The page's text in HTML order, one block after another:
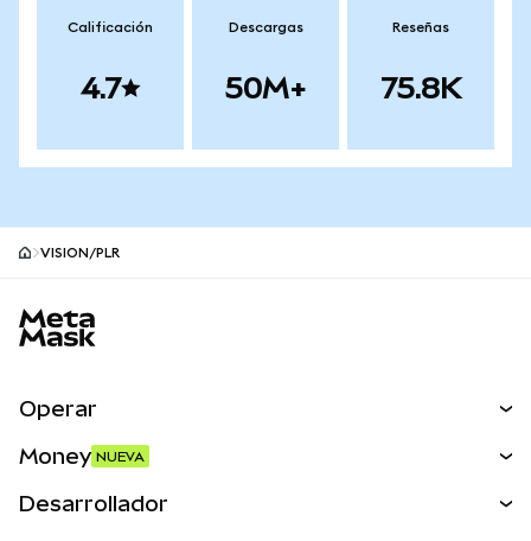
Calificación
4.7
Descargas
50M+
Reseñas
75.8K
VISION/PLR
Operar
Money NUEVA
Desarrollador